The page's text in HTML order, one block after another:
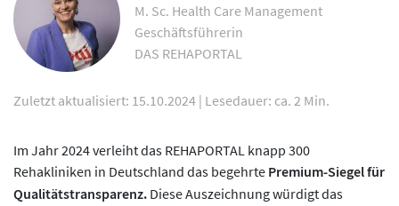
M. Sc. Health Care Management
Geschäftsführerin
DAS REHAPORTAL
Zuletzt aktualisiert: 15.10.2024 | Lesedauer: ca. 2 Min.
Im Jahr 2024 verleiht das REHAPORTAL knapp 300
Rehakliniken in Deutschland das begehrte Premium-Siegel für
Qualitätstransparenz. Diese Auszeichnung würdigt das